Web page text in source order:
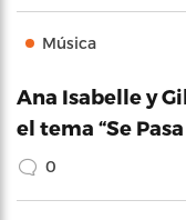
Música
Ana Isabelle y
el tema “Se
0